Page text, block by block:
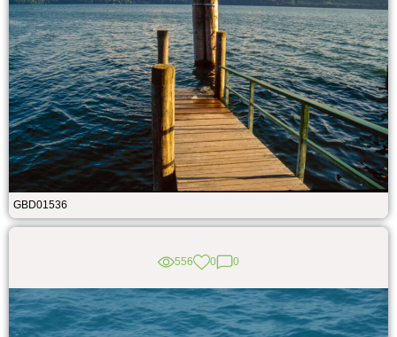
GBD01536
556 0 0